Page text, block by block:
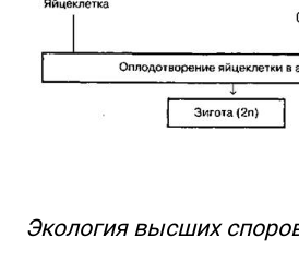
Экология высших